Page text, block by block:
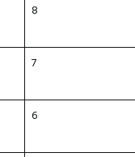
8
7
6